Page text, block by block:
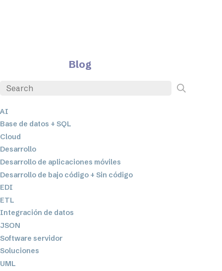
Blog
AI
Base de datos + SQL
Cloud
Desarrollo
Desarrollo de aplicaciones móviles
Desarrollo de bajo código + Sin código
EDI
ETL
Integración de datos
JSON
Software servidor
Soluciones
UML